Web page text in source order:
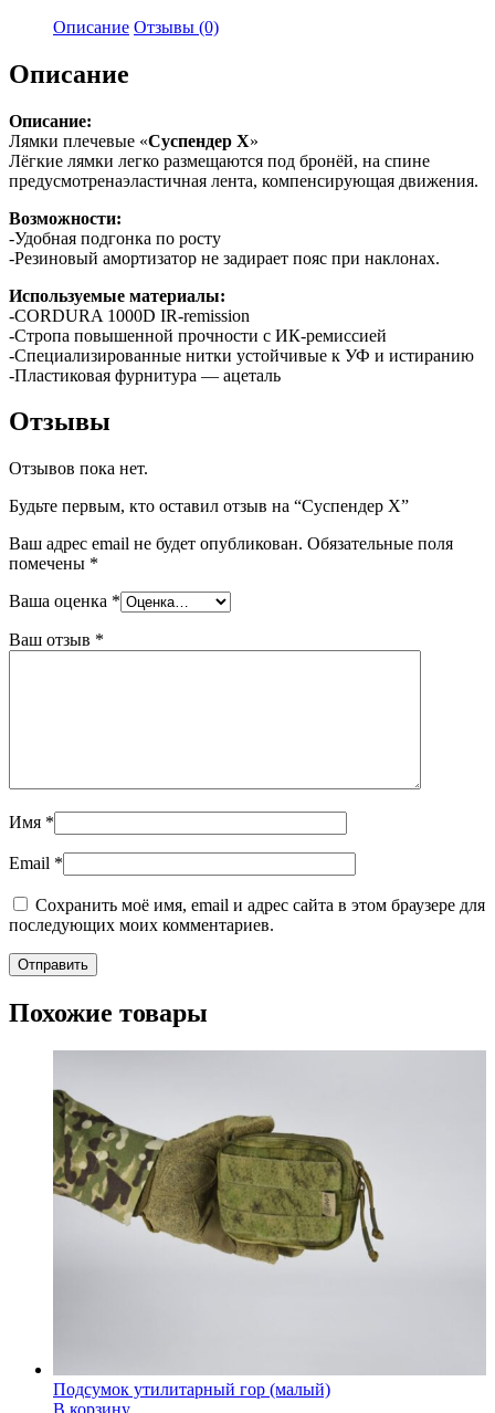
Описание Отзывы (0)
Описание
Описание:
Лямки плечевые «Суспендер Х»
Лёгкие лямки легко размещаются под бронёй, на спине
предусмотренаэластичная лента, компенсирующая движения.
Возможности:
-Удобная подгонка по росту
-Резиновый амортизатор не задирает пояс при наклонах.
Используемые материалы:
-CORDURA 1000D IR-remission
-Стропа повышенной прочности c ИК-ремиссией
-Специализированные нитки устойчивые к УФ и истиранию
-Пластиковая фурнитура — ацеталь
Отзывы
Отзывов пока нет.
Будьте первым, кто оставил отзыв на “Суспендер Х”
Ваш адрес email не будет опубликован. Обязательные поля
помечены *
Ваша оценка *
Ваш отзыв *
Имя *
Email *
Сохранить моё имя, email и адрес сайта в этом браузере для
последующих моих комментариев.
Похожие товары
Подсумок утилитарный гор (малый)